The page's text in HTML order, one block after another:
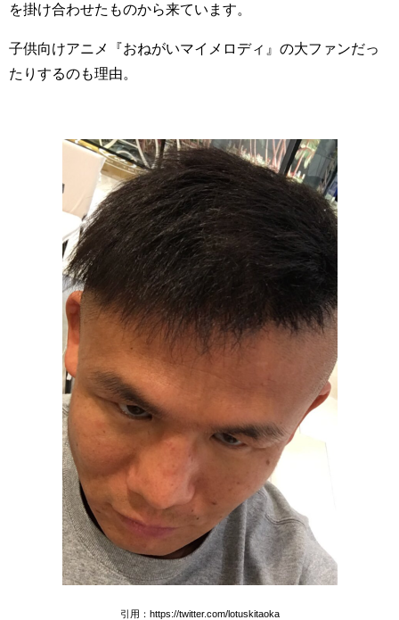
を掛け合わせたものから来ています。
子供向けアニメ『おねがいマイメロディ』の大ファンだっ
たりするのも理由。
引用：https://twitter.com/lotuskitaoka